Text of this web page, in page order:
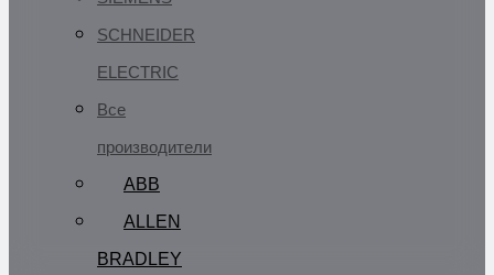
SCHNEIDER
ELECTRIC
Все
производители
ABB
ALLEN
BRADLEY